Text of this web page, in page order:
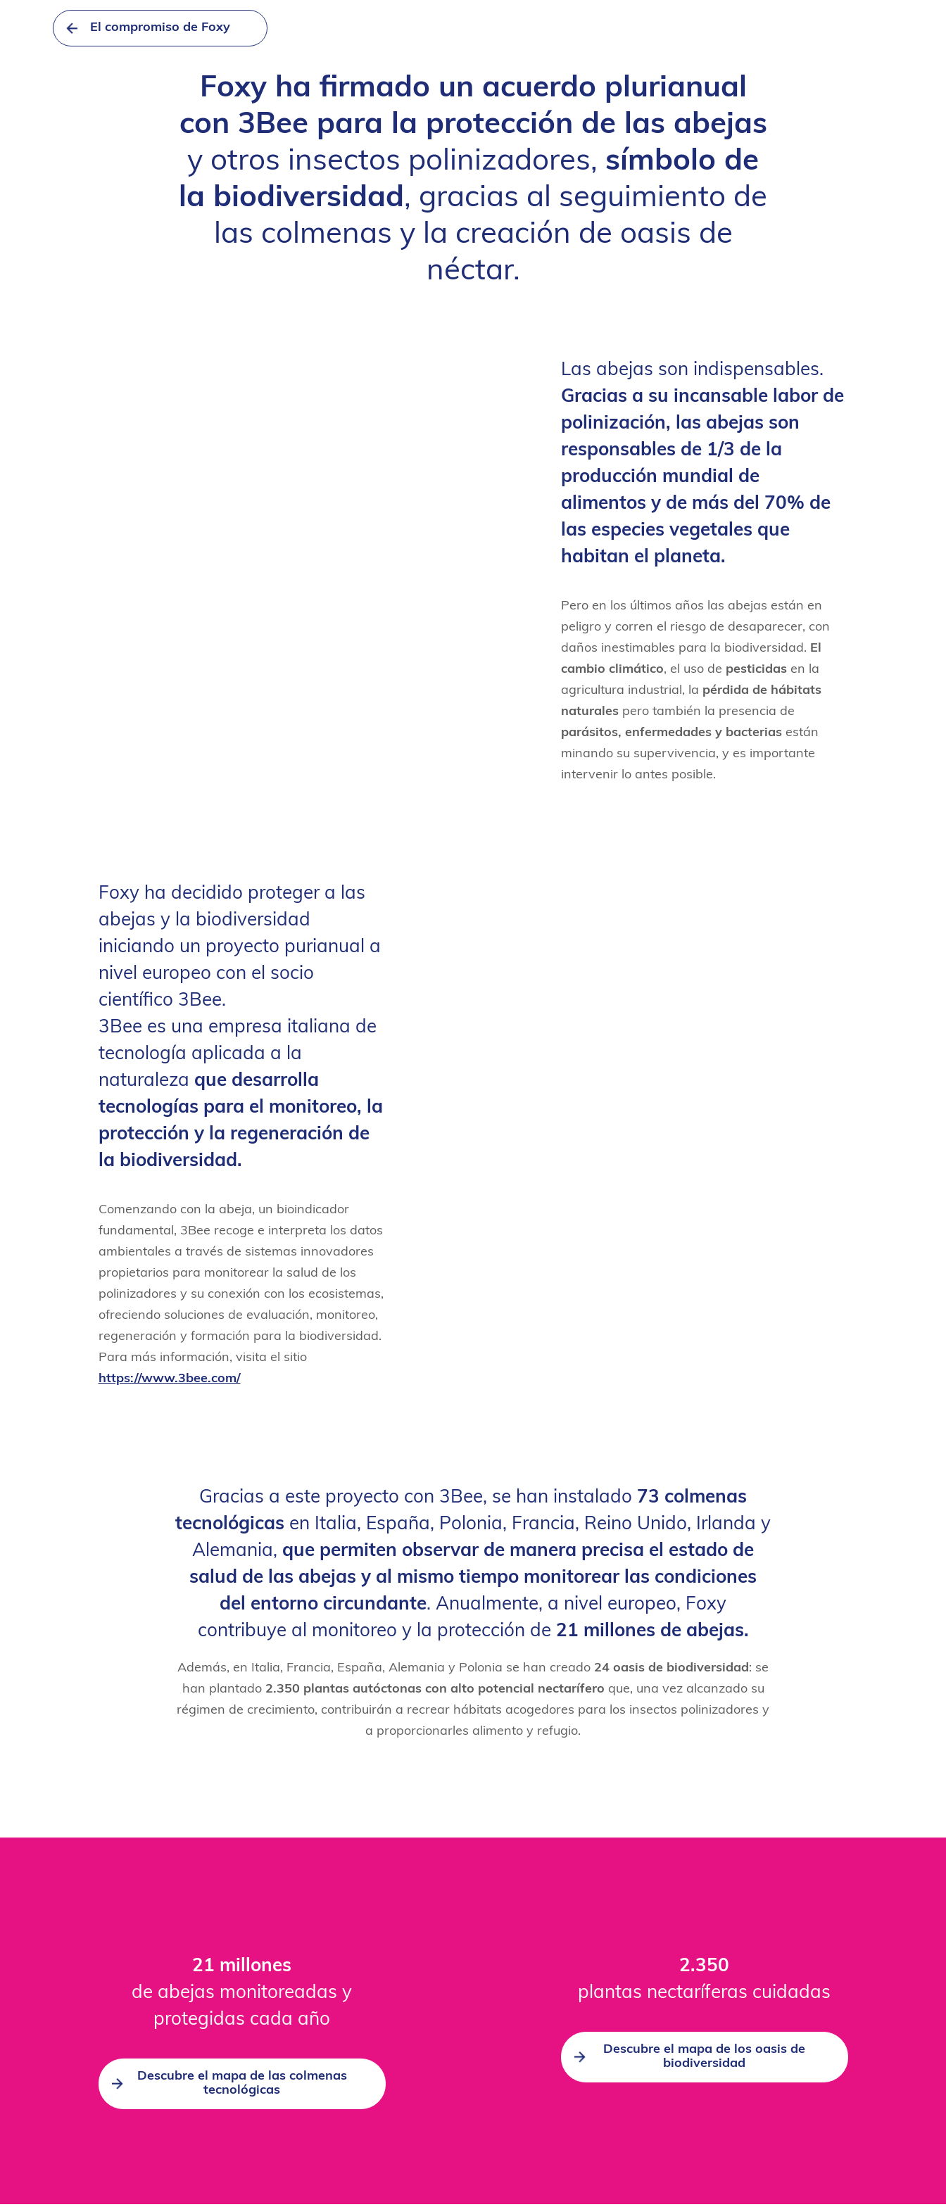
El compromiso de Foxy
Foxy ha firmado un acuerdo plurianual
con 3Bee para la protección de las abejas
y otros insectos polinizadores, símbolo de
la biodiversidad, gracias al seguimiento de
las colmenas y la creación de oasis de
néctar.
Las abejas son indispensables.
Gracias a su incansable labor de
polinización, las abejas son
responsables de 1/3 de la
producción mundial de
alimentos y de más del 70% de
las especies vegetales que
habitan el planeta.
Pero en los últimos años las abejas están en
peligro y corren el riesgo de desaparecer, con
daños inestimables para la biodiversidad. El
cambio climático, el uso de pesticidasen la
agricultura industrial, la pérdida de hábitats
naturalespero también la presencia de
parásitos, enfermedades y bacteriasestán
minando su supervivencia, y es importante
intervenir lo antes posible.
Foxy ha decidido proteger a las
abejas y la biodiversidad
iniciando un proyecto purianual a
nivel europeo con el socio
científico 3Bee.
3Bee es una empresa italiana de
tecnología aplicada a la
naturaleza que desarrolla
tecnologías para el monitoreo, la
protección y la regeneración de
la biodiversidad.
Comenzando con la abeja, un bioindicador
fundamental, 3Bee recoge e interpreta los datos
ambientales a través de sistemas innovadores
propietarios para monitorear la salud de los
polinizadores y su conexión con los ecosistemas,
ofreciendo soluciones de evaluación, monitoreo,
regeneración y formación para la biodiversidad.
Para más información, visita el sitio
https://www.3bee.com/
Gracias a este proyecto con 3Bee, se han instalado 73 colmenas
tecnológicas en Italia, España, Polonia, Francia, Reino Unido, Irlanda y
Alemania, que permiten observar de manera precisa el estado de
salud de las abejas y al mismo tiempo monitorear las condiciones
del entorno circundante. Anualmente, a nivel europeo, Foxy
contribuye al monitoreo y la protección de 21 millones de abejas.
Además, en Italia, Francia, España, Alemania y Polonia se han creado 24 oasis de biodiversidad: se
han plantado 2.350 plantas autóctonas con alto potencial nectarífero que, una vez alcanzado su
régimen de crecimiento, contribuirán a recrear hábitats acogedores para los insectos polinizadores y
a proporcionarles alimento y refugio.
21 millones
de abejas monitoreadas y
protegidas cada año
Descubre el mapa de las colmenas
tecnológicas
2.350
plantas nectaríferas cuidadas
Descubre el mapa de los oasis de
biodiversidad